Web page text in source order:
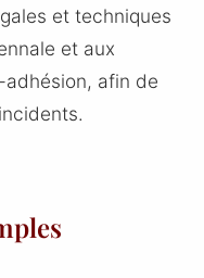
et techniques
et aux
adhésion, afin de